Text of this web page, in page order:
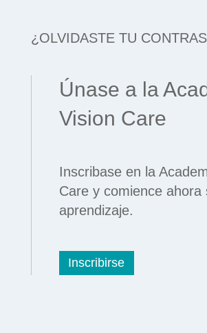
¿OLVIDASTE TU
Únase a la
Vision Care
Inscribase en la
Care y comience ahora
aprendizaje.
Inscribirse